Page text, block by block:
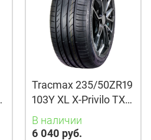
Tracmax 235/50ZR19
103Y XL X-Privilo TX3
TL
В наличии
6 040 руб.